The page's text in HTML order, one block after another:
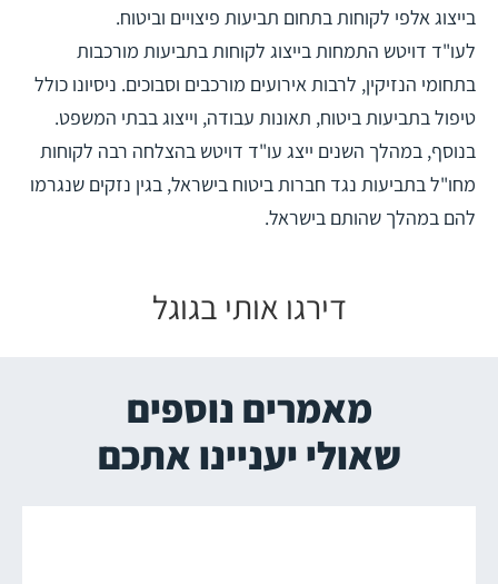
בייצוג אלפי לקוחות בתחום תביעות פיצויים וביטוח.
לעו"ד דויטש התמחות בייצוג לקוחות בתביעות מורכבות
בתחומי הנזיקין, לרבות אירועים מורכבים וסבוכים. ניסיונו כולל
טיפול בתביעות ביטוח, תאונות עבודה, וייצוג בבתי המשפט.
בנוסף, במהלך השנים ייצג עו"ד דויטש בהצלחה רבה לקוחות
מחו"ל בתביעות נגד חברות ביטוח בישראל, בגין נזקים שנגרמו
להם במהלך שהותם בישראל.
דירגו אותי בגוגל
מאמרים נוספים
שאולי יעניינו אתכם